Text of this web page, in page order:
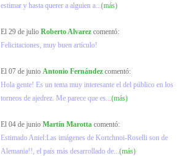
estimar y hasta querer a alguien a...(más)
El 29 de julio Roberto Alvarez comentó:
Felicitaciones, muy buen artículo!
El 07 de junio Antonio Fernández comentó:
Hola gente! Es un tema muy interesante el del público en los
torneos de ajedrez. Me parece que es...(más)
El 04 de junio Martín Marotta comentó:
Estimado Aniel:Las imágenes de Kortchnoi-Roselli son de
Alemania!!, el país más desarrollado de...(más)